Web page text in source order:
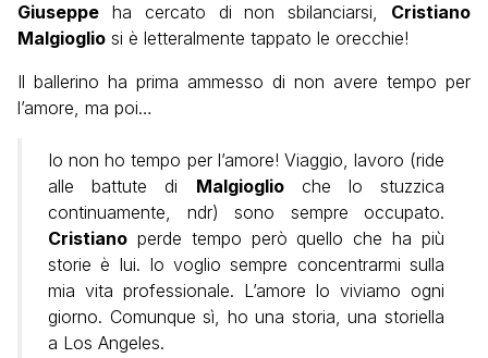
Giuseppe ha cercato di non sbilanciarsi, Cristiano
Malgioglio si è letteralmente tappato le orecchie!
Il ballerino ha prima ammesso di non avere tempo per
l’amore, ma poi…
Io non ho tempo per l’amore! Viaggio, lavoro (ride
alle battute di Malgioglioche lo stuzzica
continuamente, ndr) sono sempre occupato.
Cristiano perde tempo però quello che ha più
storie è lui. Io voglio sempre concentrarmi sulla
mia vita professionale. L’amore lo viviamo ogni
giorno. Comunque sì, ho una storia, una storiella
a Los Angeles.